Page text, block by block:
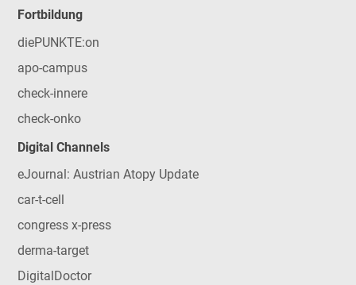
Fortbildung
diePUNKTE:on
apo-campus
check-innere
check-onko
Digital Channels
eJournal: Austrian Atopy Update
car-t-cell
congress x-press
derma-target
DigitalDoctor